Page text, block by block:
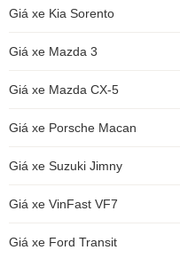
Giá xe Kia Sorento
Giá xe Mazda 3
Giá xe Mazda CX-5
Giá xe Porsche Macan
Giá xe Suzuki Jimny
Giá xe VinFast VF7
Giá xe Ford Transit